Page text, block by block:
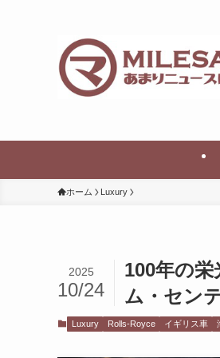
ホーム Luxury
100年の
ム・セン
2025
10/24
Luxury Rolls-Royce イギリス車